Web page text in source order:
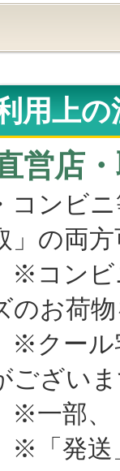
用上の
直営店
ンビニ
」の両
ンビニ
のお荷
ール宅
ございま
部、「
発送」